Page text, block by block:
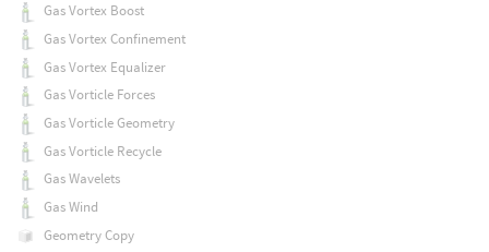
Gas Vortex Boost
Gas Vortex Confinement
Gas Vortex Equalizer
Gas Vorticle Forces
Gas Vorticle Geometry
Gas Vorticle Recycle
Gas Wavelets
Gas Wind
Geometry Copy